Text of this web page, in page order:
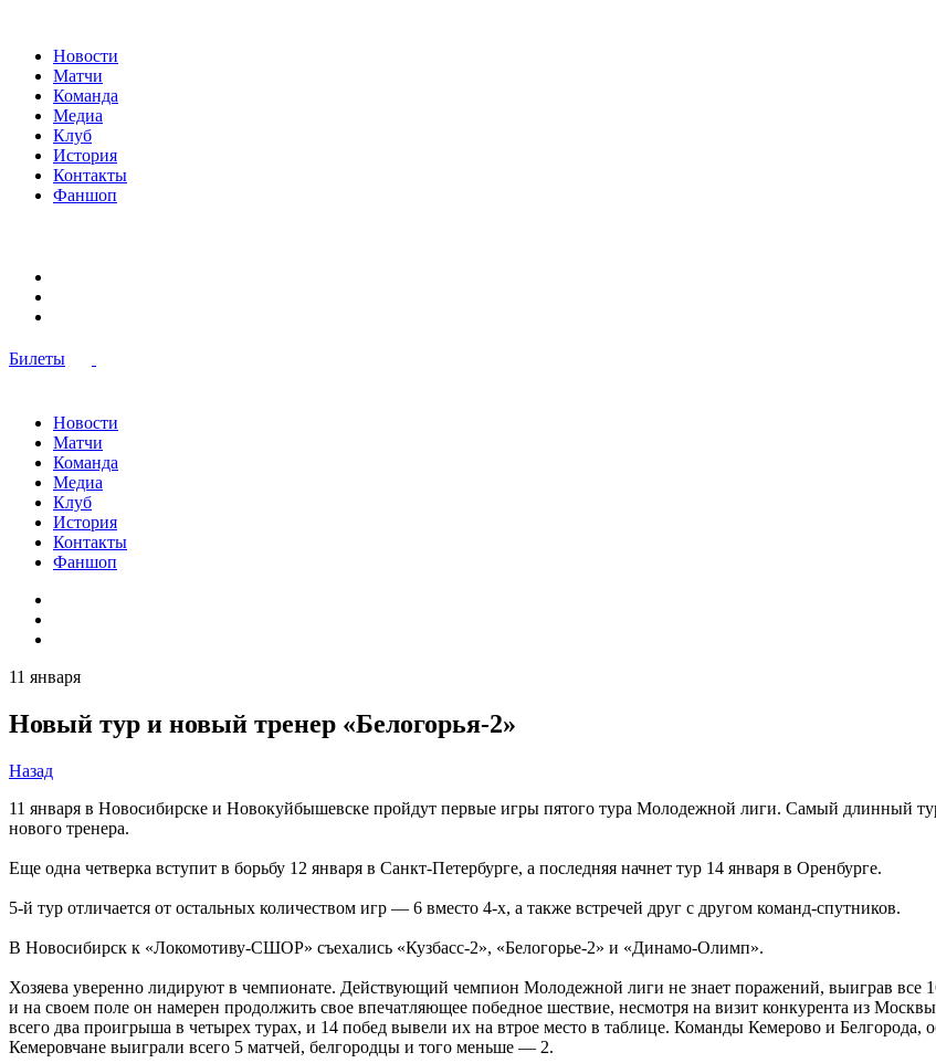
Новости
Матчи
Команда
Медиа
Клуб
История
Контакты
Фаншоп
Билеты
Новости
Матчи
Команда
Медиа
Клуб
История
Контакты
Фаншоп
11 января
Новый тур и новый тренер «Белогорья-2»
Назад
11 января в Новосибирске и Новокуйбышевске пройдут первые игры пятого тура Молодежной лиги. Самый длинный
нового тренера.
Еще одна четверка вступит в борьбу 12 января в Санкт-Петербурге, а последняя начнет тур 14 января в Оренбурге.
5-й тур отличается от остальных количеством игр — 6 вместо 4-х, а также встречей друг с другом команд-спутников.
В Новосибирск к «Локомотиву-СШОР» съехались «Кузбасс-2», «Белогорье-2» и «Динамо-Олимп».
Хозяева уверенно лидируют в чемпионате. Действующий чемпион Молодежной лиги не знает поражений, выиграв все
и на своем поле он намерен продолжить свое впечатляющее победное шествие, несмотря на визит конкурента из
всего два проигрыша в четырех турах, и 14 побед вывели их на втрое место в таблице. Команды Кемерово и
Кемеровчане выиграли всего 5 матчей, белгородцы и того меньше — 2.